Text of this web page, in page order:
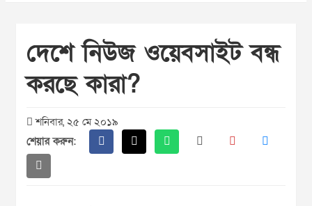
দেশে নিউজ ওয়েবসাইট বন্ধ
করছে কারা?
শনিবার, ২৫ মে ২০১৯
শেয়ার করুন: